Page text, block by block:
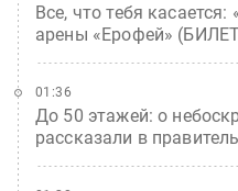
Все, что тебя
арены «Ерофей»
До 50 этажей: о
рассказали в
01:36